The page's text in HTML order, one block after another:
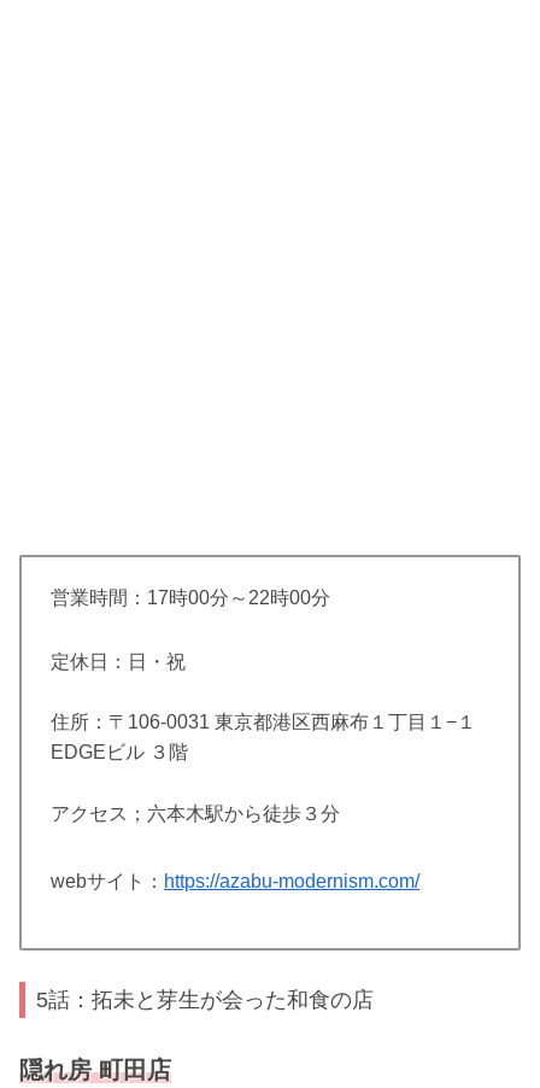
営業時間： 17時00分～22時00分
定休日：日・祝
住所：〒106-0031 東京都港区西麻布１丁目１−１
EDGEビル ３階
アクセス；六本木駅から徒歩３分
webサイト： https://azabu-modernism.com/
5話：拓未と芽生が会った和食の店
隠れ房 町田店